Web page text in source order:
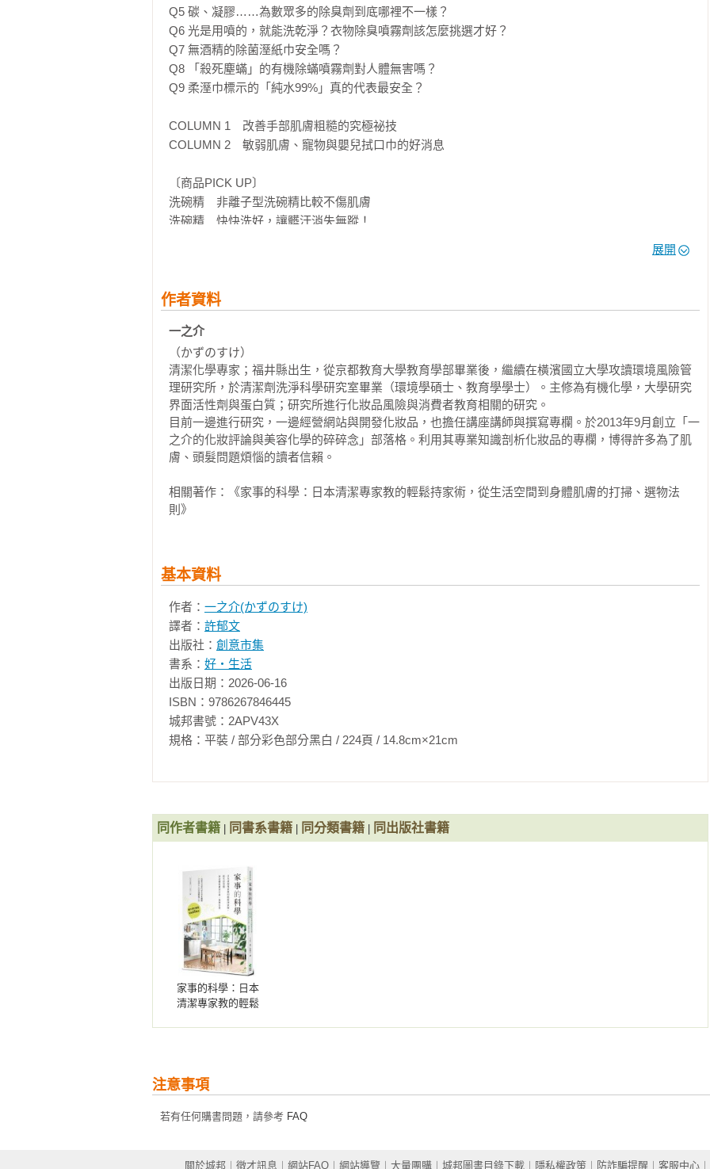
本書將做家事時，你我會遇到的科學常識，逐一解說，並破解常見迷思，揭開廠商不會告訴你的添加
物祕辛。
同時，也從市售的進口商品中，挑出優秀且適合肌膚與環境，經專業評估後，用起來不刺激、不過
敏，安心且安全的產品，也能讓日常家事生活更省時、不費力，全方位守護心愛家人。
浴室清潔劑　廚房清潔劑　去霉劑　除蟎噴霧　除塵紙
洗碗精　洗衣精　柔軟精　洗髮精　沐浴乳　嬰兒柔膚巾
Q5 碳、凝膠……為數眾多的除臭劑到底哪裡不一樣？
Q6 光是用噴的，就能洗乾淨？衣物除臭噴霧劑該怎麼挑選才好？
Q7 無酒精的除菌溼紙巾安全嗎？
Q8 「殺死塵蟎」的有機除蟎噴霧劑對人體無害嗎？
Q9 柔溼巾標示的「純水99%」真的代表最安全？
COLUMN 1　改善手部肌膚粗糙的究極祕技
COLUMN 2　敏弱肌膚、寵物與嬰兒拭口巾的好消息
〔商品PICK UP〕
洗碗精　非離子型洗碗精比較不傷肌膚
洗碗精　快快洗好，讓髒汙消失無蹤！
柔溼巾　不會傷害寶寶的肌膚
一之介碎碎念1　牛奶也含界面活性劑？
PART 2 洗滌的科學：「辨識真正具有清潔效果的洗衣精」
Q1 「可在室內晾乾」的洗衣精與一般的洗衣精有何不同？
Q2 蔚為話題的「凝膠型洗衣球」真的好用嗎？
Q3 包裝標示「只需沖水一次」是真的嗎？
Q4 石鹼或珊瑚粉等這類天然洗衣精真的有效？
Q6 因洗淨效果而成為話題的石鹼，是有多會洗？
Q7 不管選哪種漂白劑，效果都一樣？
Q10 真的會因為汗水或刺激，就「迸發香氣」嗎？
Q11 該使用價格有點貴的冷洗精嗎？
Q12 冷洗精沒有缺點嗎？
〔商品PICK UP〕
洗衣精　藉酵素之力，去除頑固汙垢
洗衣精　利用局部去漬劑洗去重點髒汙
冷洗精　柔和的成分，不會對衣物與肌膚造成刺激
冷洗精　零香料＆柔軟效果的好用類型
漂白劑　同時具有漂白＆除臭除菌的效果
COLUMN 4 界面活性劑的真面目② 界面活性劑的毒性與安全性
PART 3 清潔的科學：「簡單安全的清潔劑與產品」
Q1 用了浴室清潔劑，就可放著不理，不用再刷一遍？
Q2 什麼是浴室清潔劑的「螯合劑」呢？
Q3 水垢、水鏽……這類浴室常見髒汙到底是什麼？
Q4 要去除浴室的黴菌，用什麼最有效？
Q5 除塵紙該買溼式還是乾式？
〔商品PICK UP〕
浴室清潔劑　可去除水垢、皂垢，又屬低刺激性的產品
展開
作者資料
一之介
（かずのすけ）
清潔化學專家；福井縣出生，從京都教育大學教育學部畢業後，繼續在橫濱國立大學攻讀環境風險管
理研究所，於清潔劑洗淨科學研究室畢業（環境學碩士、教育學學士）。主修為有機化學，大學研究
界面活性劑與蛋白質；研究所進行化妝品風險與消費者教育相關的研究。
目前一邊進行研究，一邊經營網站與開發化妝品，也擔任講座講師與撰寫專欄。於2013年9月創立「一
之介的化妝評論與美容化學的碎碎念」部落格。利用其專業知識剖析化妝品的專欄，博得許多為了肌
膚、頭髮問題煩惱的讀者信賴。
相關著作：《家事的科學：日本清潔專家教的輕鬆持家術，從生活空間到身體肌膚的打掃、選物法
則》
基本資料
作者： 一之介(かずのすけ)
譯者： 許郁文
出版社： 創意市集
書系： 好‧生活
出版日期：2026-06-16
ISBN：9786267846445
城邦書號：2APV43X
規格：平裝 / 部分彩色部分黑白 / 224頁 / 14.8cm×21cm
同作者書籍 同書系書籍 同分類書籍 同出版社書籍
家事的科學：日本
清潔專家教的輕鬆
注意事項
若有任何購書問題，請參考 FAQ
關於城邦︱ 徵才訊息 網站FAQ︱ 網站導覽︱ 大量團購︱ 城邦圖書目錄下載︱ 隱私權政策︱ 防詐騙提醒 客服中心︱